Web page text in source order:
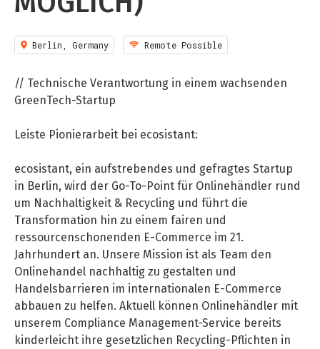
PRAKTIKA (31) FREELANCE / FREIBERUFLICH (1)
DATA SCIENCE (4)
YGO (4)
BUENA (4) PLAND (3)
Understanding Wage Tax & Contributions
Freelancing in Berlin
Office Space in Berlin
Hiring Employees and Freelancers in Germany – What’s
the Difference?
Guide to Hiring Employees in Germany
Guide to Hiring Freelancers in Germany
Guide to Moving and Living in Berlin
Relocating to Berlin
Just landed in Berlin: First Steps
Life Admin, Berlin style
Berlin, Germany Remote Possible
// Technische Verantwortung in einem wachsenden
GreenTech-Startup
Leiste Pionierarbeit bei ecosistant:
ecosistant, ein aufstrebendes und gefragtes Startup
in Berlin, wird der Go-To-Point für Onlinehändler rund
um Nachhaltigkeit & Recycling und führt die
Transformation hin zu einem fairen und
ressourcenschonenden E-Commerce im 21.
Jahrhundert an. Unsere Mission ist als Team den
Onlinehandel nachhaltig zu gestalten und
Handelsbarrieren im internationalen E-Commerce
abbauen zu helfen. Aktuell können Onlinehändler mit
unserem Compliance Management-Service bereits
kinderleicht ihre gesetzlichen Recycling-Pflichten in